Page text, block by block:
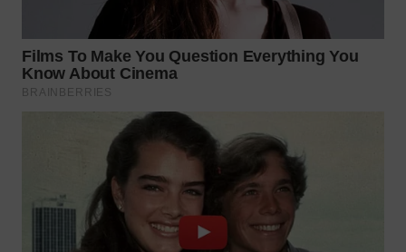
MANDALIKA
WN
LIKUPANG
LABUANBAJO
WN